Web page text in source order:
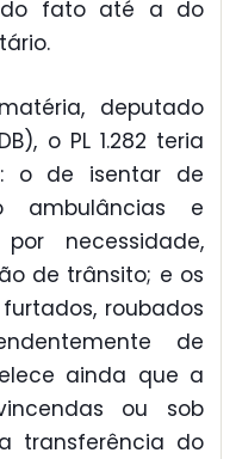
fato até a do
deputado
o PL 1.282 teria
o de isentar de
ambulâncias e
necessidade,
de trânsito; e os
roubados
de
ainda que a
ou sob
transferência do